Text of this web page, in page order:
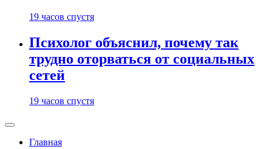
19 часов спустя
Психолог объяснил, почему так
трудно оторваться от социальных
сетей
19 часов спустя
Главная